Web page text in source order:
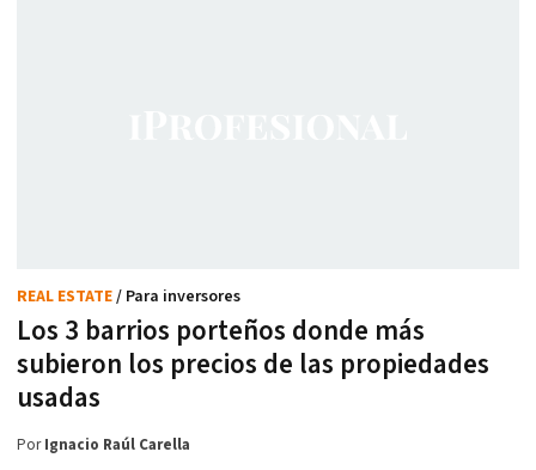
Los 3 barrios porteños donde más
subieron los precios de las propiedades
usadas
REAL ESTATE/ Para inversores
PorIgnacio Raúl Carella